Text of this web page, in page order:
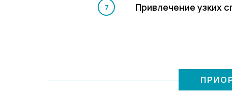
Привлечение узких